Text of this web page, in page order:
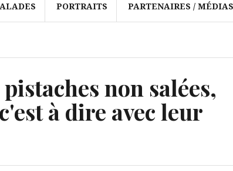
PORTRAITS PARTENAIRES / MÉDIAS
pistaches non salées,
à dire avec leur